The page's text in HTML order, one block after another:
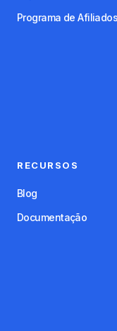
Programa de Afiliados
RECURSOS
Blog
Documentação